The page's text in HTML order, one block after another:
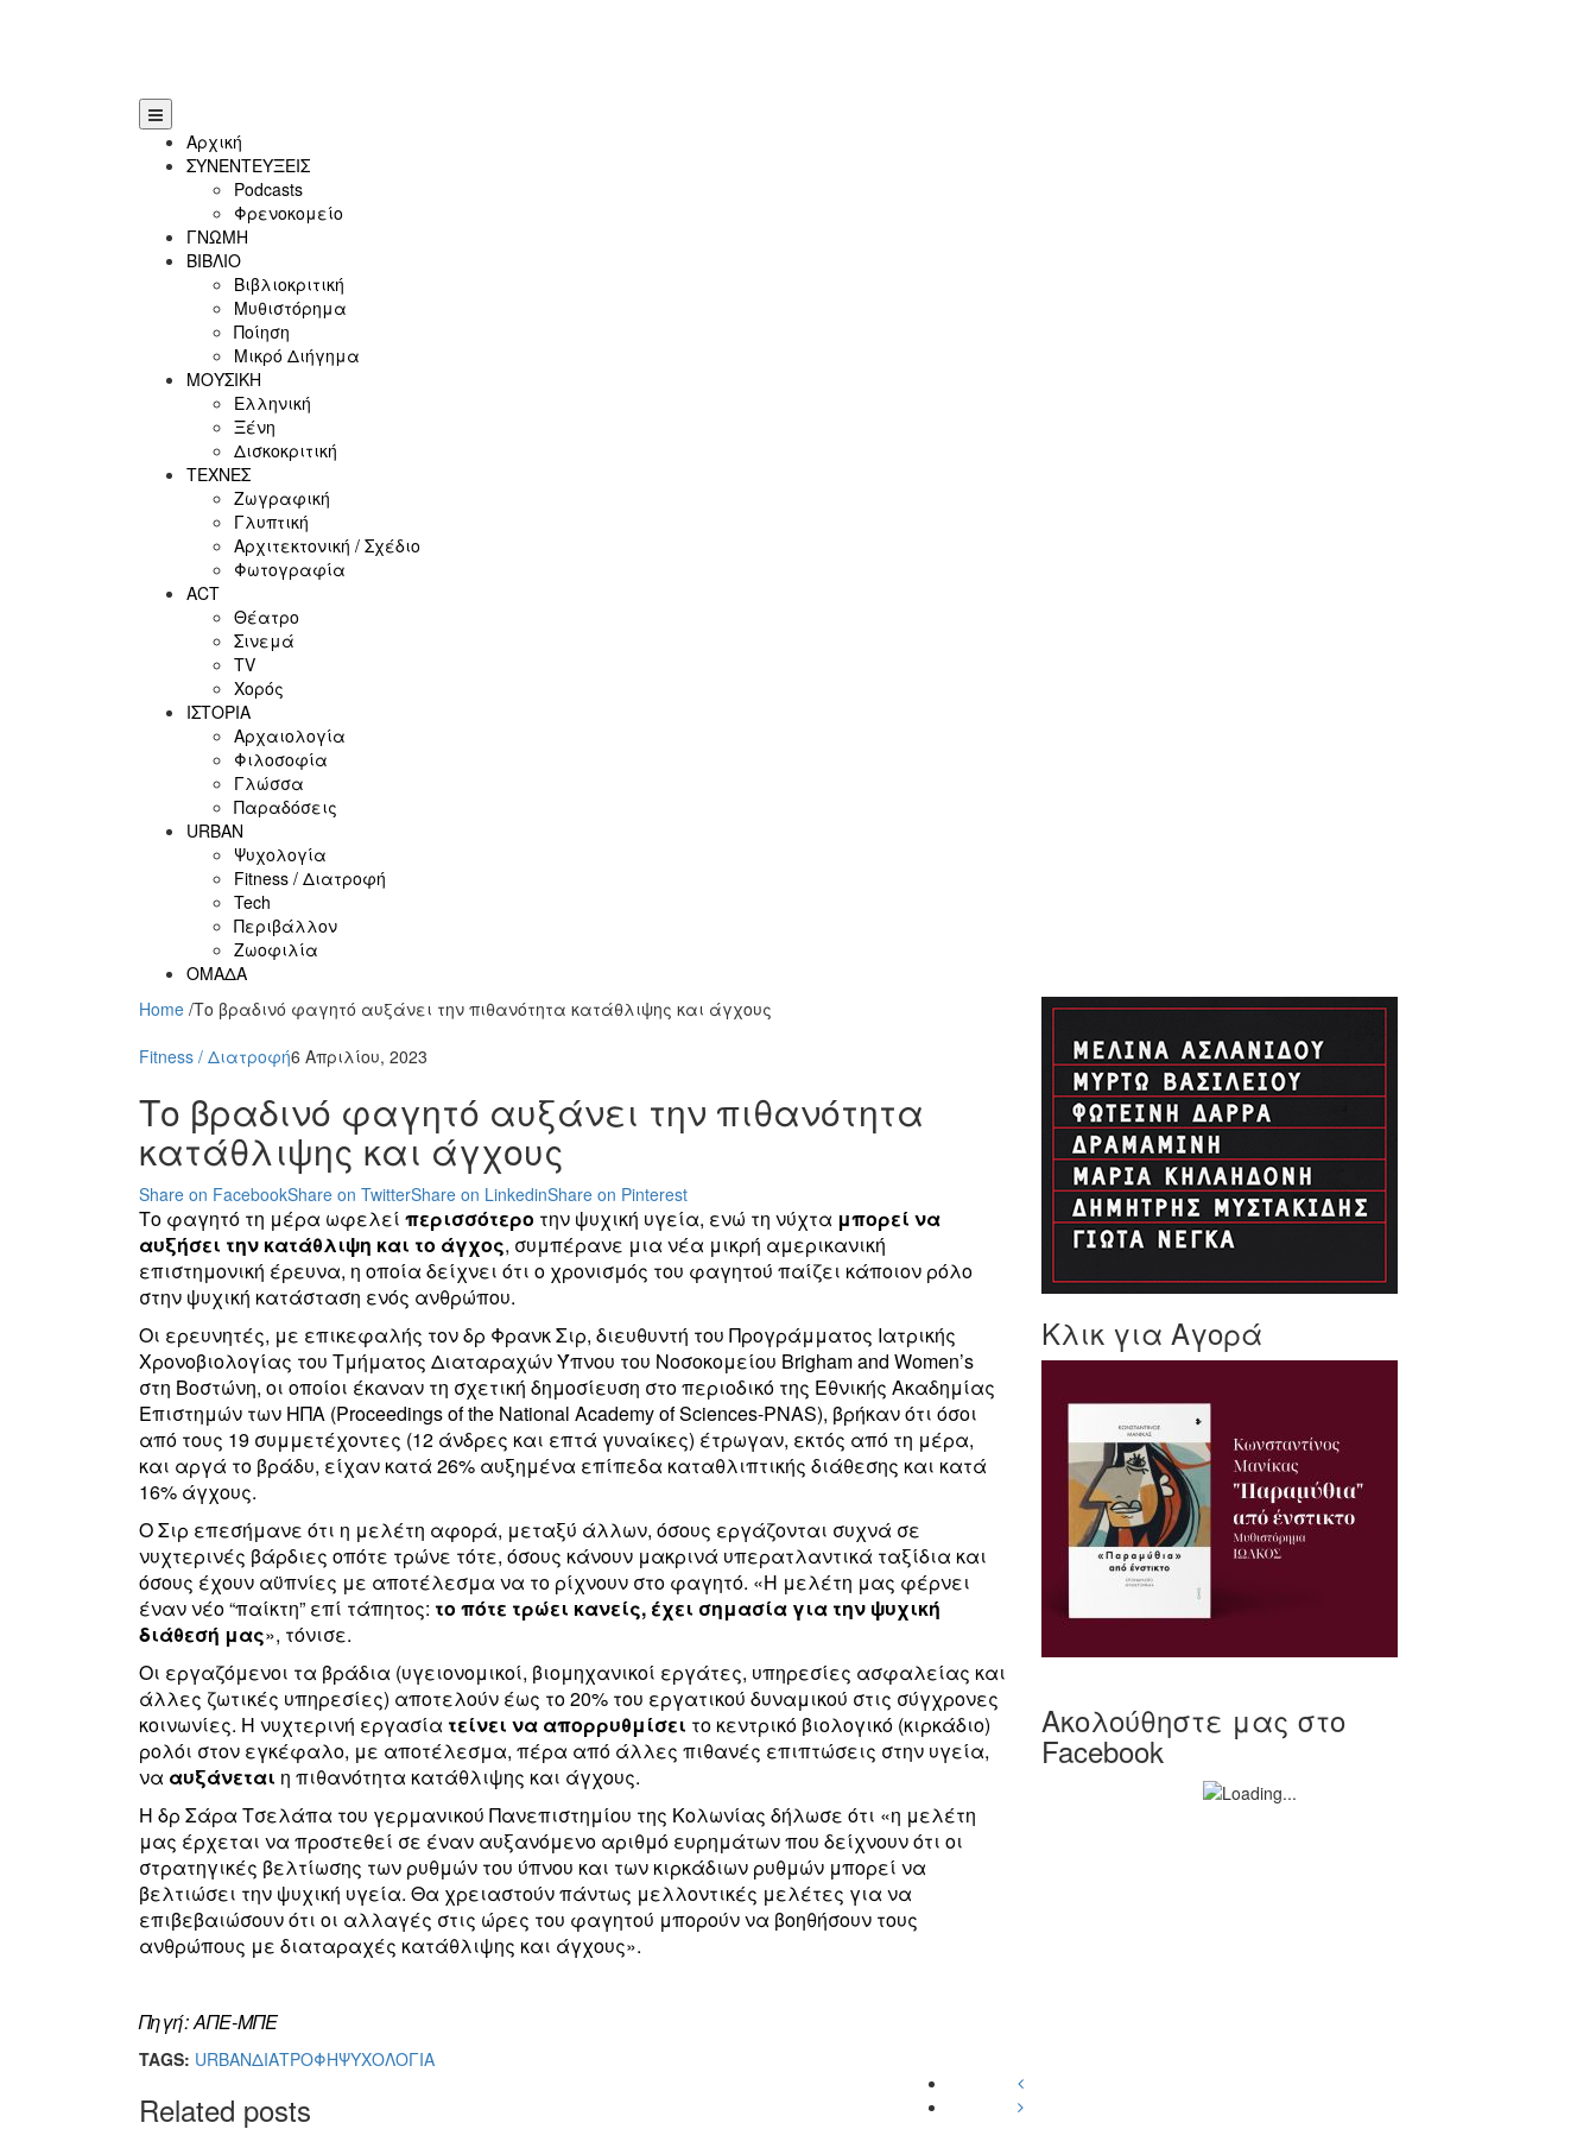
Αρχική
ΣΥΝΕΝΤΕΥΞΕΙΣ
Podcasts
Φρενοκομείο
ΓΝΩΜΗ
ΒΙΒΛΙΟ
Βιβλιοκριτική
Μυθιστόρημα
Ποίηση
Μικρό Διήγημα
ΜΟΥΣΙΚΗ
Ελληνική
Ξένη
Δισκοκριτική
ΤΕΧΝΕΣ
Ζωγραφική
Γλυπτική
Αρχιτεκτονική / Σχέδιο
Φωτογραφία
ACT
Θέατρο
Σινεμά
ΤV
Χορός
ΙΣΤΟΡΙΑ
Αρχαιολογία
Φιλοσοφία
Γλώσσα
Παραδόσεις
URBAN
Ψυχολογία
Fitness / Διατροφή
Tech
Περιβάλλον
Ζωοφιλία
ΟΜΑΔΑ
Home /Το βραδινό φαγητό αυξάνει την πιθανότητα κατάθλιψης και άγχους
Fitness / Διατροφή6 Απριλίου, 2023
Το βραδινό φαγητό αυξάνει την πιθανότητα
κατάθλιψης και άγχους
Share on FacebookShare on TwitterShare on LinkedinShare on Pinterest
Το φαγητό τη μέρα ωφελεί περισσότερο την ψυχική υγεία, ενώ τη νύχτα μπορεί να
αυξήσει την κατάθλιψη και το άγχος, συμπέρανε μια νέα μικρή αμερικανική
επιστημονική έρευνα, η οποία δείχνει ότι ο χρονισμός του φαγητού παίζει κάποιον ρόλο
στην ψυχική κατάσταση ενός ανθρώπου.
Οι ερευνητές, με επικεφαλής τον δρ Φρανκ Σιρ, διευθυντή του Προγράμματος Ιατρικής
Χρονοβιολογίας του Τμήματος Διαταραχών Ύπνου του Νοσοκομείου Brigham and Women’s
στη Βοστώνη, οι οποίοι έκαναν τη σχετική δημοσίευση στο περιοδικό της Εθνικής Ακαδημίας
Επιστημών των ΗΠΑ (Proceedings of the National Academy of Sciences-PNAS), βρήκαν ότι όσοι
από τους 19 συμμετέχοντες (12 άνδρες και επτά γυναίκες) έτρωγαν, εκτός από τη μέρα,
και αργά το βράδυ, είχαν κατά 26% αυξημένα επίπεδα καταθλιπτικής διάθεσης και κατά
16% άγχους.
Ο Σιρ επεσήμανε ότι η μελέτη αφορά, μεταξύ άλλων, όσους εργάζονται συχνά σε
νυχτερινές βάρδιες οπότε τρώνε τότε, όσους κάνουν μακρινά υπερατλαντικά ταξίδια και
όσους έχουν αϋπνίες με αποτέλεσμα να το ρίχνουν στο φαγητό. «Η μελέτη μας φέρνει
έναν νέο “παίκτη” επί τάπητος: το πότε τρώει κανείς, έχει σημασία για την ψυχική
διάθεσή μας», τόνισε.
Οι εργαζόμενοι τα βράδια (υγειονομικοί, βιομηχανικοί εργάτες, υπηρεσίες ασφαλείας και
άλλες ζωτικές υπηρεσίες) αποτελούν έως το 20% του εργατικού δυναμικού στις σύγχρονες
κοινωνίες. Η νυχτερινή εργασία τείνει να απορρυθμίσει το κεντρικό βιολογικό (κιρκάδιο)
ρολόι στον εγκέφαλο, με αποτέλεσμα, πέρα από άλλες πιθανές επιπτώσεις στην υγεία,
να αυξάνεται η πιθανότητα κατάθλιψης και άγχους.
Η δρ Σάρα Τσελάπα του γερμανικού Πανεπιστημίου της Κολωνίας δήλωσε ότι «η μελέτη
μας έρχεται να προστεθεί σε έναν αυξανόμενο αριθμό ευρημάτων που δείχνουν ότι οι
στρατηγικές βελτίωσης των ρυθμών του ύπνου και των κιρκάδιων ρυθμών μπορεί να
βελτιώσει την ψυχική υγεία. Θα χρειαστούν πάντως μελλοντικές μελέτες για να
επιβεβαιώσουν ότι οι αλλαγές στις ώρες του φαγητού μπορούν να βοηθήσουν τους
ανθρώπους με διαταραχές κατάθλιψης και άγχους».
Πηγή: ΑΠΕ-ΜΠΕ
TAGS: URBANΔΙΑΤΡΟΦΗΨΥΧΟΛΟΓΙΑ
Related posts
Κλικ για Αγορά
Ακολούθηστε μας στο
Facebook